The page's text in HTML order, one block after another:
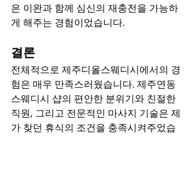
은 이완과 함께 심신의 재충전을 가능하
게 해주는 경험이었습니다.
결론
전체적으로 제주디올스웨디시에서의 경
험은 매우 만족스러웠습니다. 제주연동
스웨디시 샵의 편안한 분위기와 친절한
직원, 그리고 전문적인 마사지 기술은 제
가 찾던 휴식의 조건을 충족시켜주었습